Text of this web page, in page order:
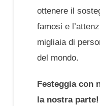
ottenere il
famosi e
migliaia di
del mondo.
Festeggia con
la nostra parte!